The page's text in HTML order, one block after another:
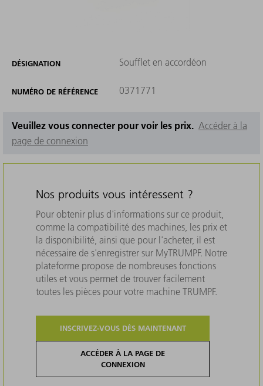
DÉSIGNATION Soufflet en accordéon
NUMÉRO DE RÉFÉRENCE 0371771
Veuillez vous connecter pour voir les prix. Accéder à la
page de connexion
Nos produits vous intéressent ?
Pour obtenir plus d'informations sur ce produit,
comme la compatibilité des machines, les prix et
la disponibilité, ainsi que pour l'acheter, il est
nécessaire de s'enregistrer sur MyTRUMPF. Notre
plateforme propose de nombreuses fonctions
utiles et vous permet de trouver facilement
toutes les pièces pour votre machine TRUMPF.
INSCRIVEZ-VOUS DÈS MAINTENANT
ACCÉDER À LA PAGE DE
CONNEXION